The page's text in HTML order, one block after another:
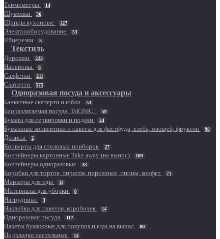
Термометры 14
Шумовки 36
Щипцы кухонные 127
Электрооборудование 53
Яйцерезки 5
Текстиль
Дорожки 223
Напероны 6
Салфетки 211
Скатерти 575
Одноразовая посуда и аксессуары
Банкетные скатерти и юбки 53
Биоразлагаемая посуда "BIONIC" 59
Бумага для сервировки и подачи 24
Бумажные конвертики и пакеты для фастфуда, хлеба, овощей, фруктов 98
Долисы 2
Конверты для столовых приборов 27
Контейнеры картонные Take away (на вынос) 109
Контейнеры одноразовые 33
Коробки для тортов, пирогов, пирожных, пиццы, конфет 71
Маркеры для еды 11
Материалы для уборки 8
Нагрудники 3
Наклейки для пакетов, коробочек 14
Одноразовая посуда 117
Пакеты бумажные для покупок и еды на вынос 80
Подкладки настольные 14